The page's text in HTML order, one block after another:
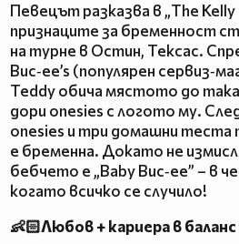
Певецът разказва в „The Kelly
признаците за бременност
на турне в Остин, Тексас.
Buc‑ee’s (популярен
Teddy обича мястото до
дори onesies с логото му. След
onesies и три домашни теста
е бременна. Докато не
бебчето е „Baby Buc‑ee” – в
когато всичко се случило!
👶🏻Любов + кариера в баланс